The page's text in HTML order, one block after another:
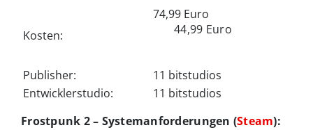
Kosten:
74,99 Euro
44,99 Euro
Publisher:
11 bitstudios
Entwicklerstudio:
11 bitstudios
Frostpunk 2 – Systemanforderungen (Steam):